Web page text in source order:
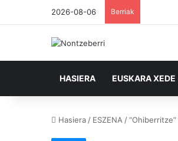
2026-08-06 Berriak
HASIERA EUSKARA XEDE
Hasiera / ESZENA /